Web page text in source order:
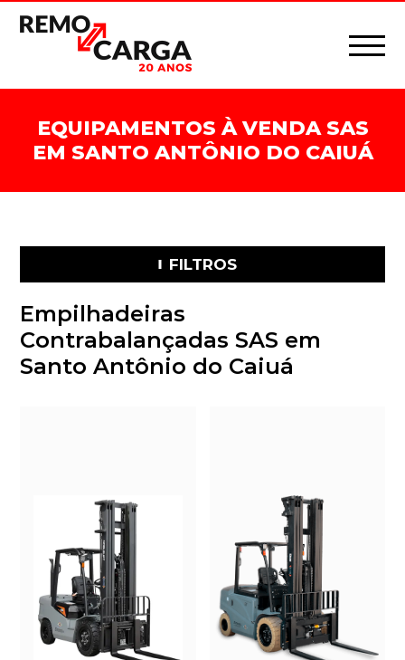
EQUIPAMENTOS À VENDA SAS
EM SANTO ANTÔNIO DO CAIUÁ
FILTROS
Empilhadeiras
Contrabalançadas SAS em
Santo Antônio do Caiuá